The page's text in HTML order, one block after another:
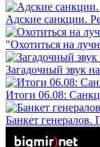
Адские санкции.
"Охотиться на
Загадочный звук
Итоги 06.08:
Банкет генералов.